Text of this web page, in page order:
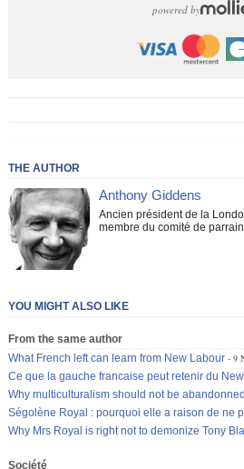
powered by
THE AUTHOR
Anthony Giddens
Ancien président de la
membre du comité de
YOU MIGHT ALSO LIKE
From the same author
What French left can learn from New Labour
9
Ce que la gauche francaise peut retenir du
Why multiculturalism should not be abandonned
Ségolène Royal : pourquoi elle a raison de ne
Why Mrs Royal is right not to demonize Tony
Société